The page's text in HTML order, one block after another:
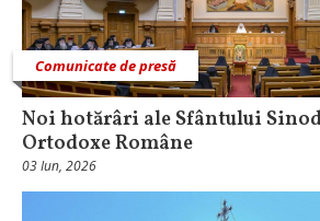
Comunicate de presă
Noi hotărâri ale Sfântului
Ortodoxe Române
03 Iun, 2026